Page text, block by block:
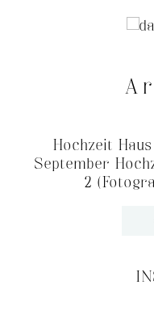
Hochzeit
September
2